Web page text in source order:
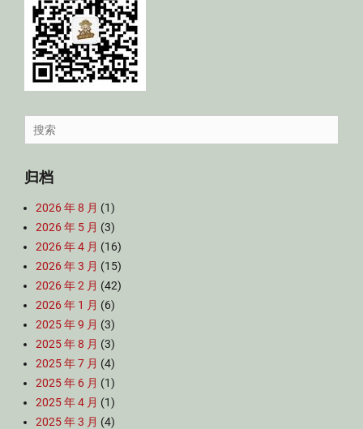
Search
for:
归档
2026 年 8 月 (1)
2026 年 5 月 (3)
2026 年 4 月 (16)
2026 年 3 月 (15)
2026 年 2 月 (42)
2026 年 1 月 (6)
2025 年 9 月 (3)
2025 年 8 月 (3)
2025 年 7 月 (4)
2025 年 6 月 (1)
2025 年 4 月 (1)
2025 年 3 月 (4)